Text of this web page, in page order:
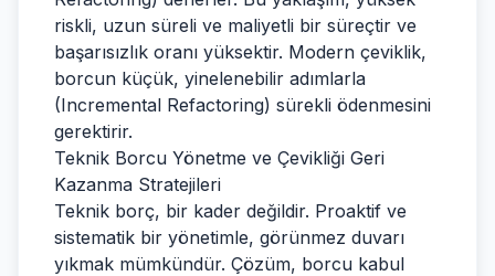
riskli, uzun süreli ve maliyetli bir süreçtir ve
başarısızlık oranı yüksektir. Modern çeviklik,
borcun küçük, yinelenebilir adımlarla
(Incremental Refactoring) sürekli ödenmesini
gerektirir.
Teknik Borcu Yönetme ve Çevikliği Geri
Kazanma Stratejileri
Teknik borç, bir kader değildir. Proaktif ve
sistematik bir yönetimle, görünmez duvarı
yıkmak mümkündür. Çözüm, borcu kabul